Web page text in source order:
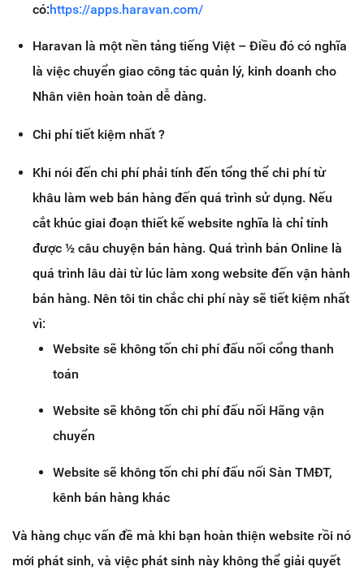
có:https://apps.haravan.com/
Haravan là một nền tảng tiếng Việt – Điều đó có nghĩa
là việc chuyển giao công tác quản lý, kinh doanh cho
Nhân viên hoàn toàn dễ dàng.
Chi phí tiết kiệm nhất ?
Khi nói đến chi phí phải tính đến tổng thể chi phí từ
khâu làm web bán hàng đến quá trình sử dụng. Nếu
cắt khúc giai đoạn thiết kế website nghĩa là chỉ tính
được ½ câu chuyện bán hàng. Quá trình bán Online là
quá trình lâu dài từ lúc làm xong website đến vận hành
bán hàng. Nên tôi tin chắc chi phí này sẽ tiết kiệm nhất
vì:
Website sẽ không tốn chi phí đấu nối cổng thanh
toán
Website sẽ không tốn chi phí đấu nối Hãng vận
chuyển
Website sẽ không tốn chi phí đấu nối Sàn TMĐT,
kênh bán hàng khác
Và hàng chục vấn đề mà khi bạn hoàn thiện website rồi nó
mới phát sinh, và việc phát sinh này không thể giải quyết